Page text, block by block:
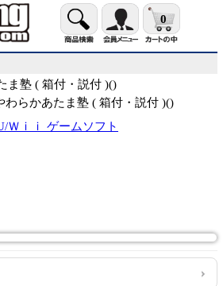
0
ま塾 ( 箱付・説付 )()
Ｗｉｉ ゲームソフト